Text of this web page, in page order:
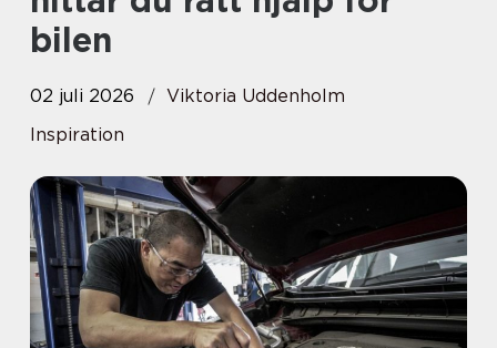
bilen
02 juli 2026
Viktoria Uddenholm
Inspiration